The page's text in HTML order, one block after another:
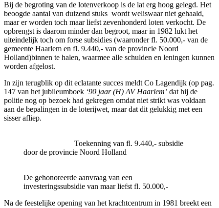
Bij de begroting van de lotenverkoop is de lat erg hoog gelegd. Het
beoogde aantal van duizend stuks wordt weliswaar niet gehaald,
maar er worden toch maar liefst zevenhonderd loten verkocht. De
opbrengst is daarom minder dan begroot, maar in 1982 lukt het
uiteindelijk toch om forse subsidies (waaronder fl. 50.000,- van de
gemeente Haarlem en fl. 9.440,- van de provincie Noord
Holland)binnen te halen, waarmee alle schulden en leningen kunnen
worden afgelost.
In zijn terugblik op dit eclatante succes meldt Co Lagendijk (op pag.
147 van het jubileumboek ‘90 jaar (H) AV Haarlem’ dat hij de
politie nog op bezoek had gekregen omdat niet strikt was voldaan
aan de bepalingen in de loterijwet, maar dat dit gelukkig met een
sisser afliep.
Toekenning van fl. 9.440,- subsidie
door de provincie Noord Holland
De gehonoreerde aanvraag van een
investeringssubsidie van maar liefst fl. 50.000,-
Na de feestelijke opening van het krachtcentrum in 1981 breekt een